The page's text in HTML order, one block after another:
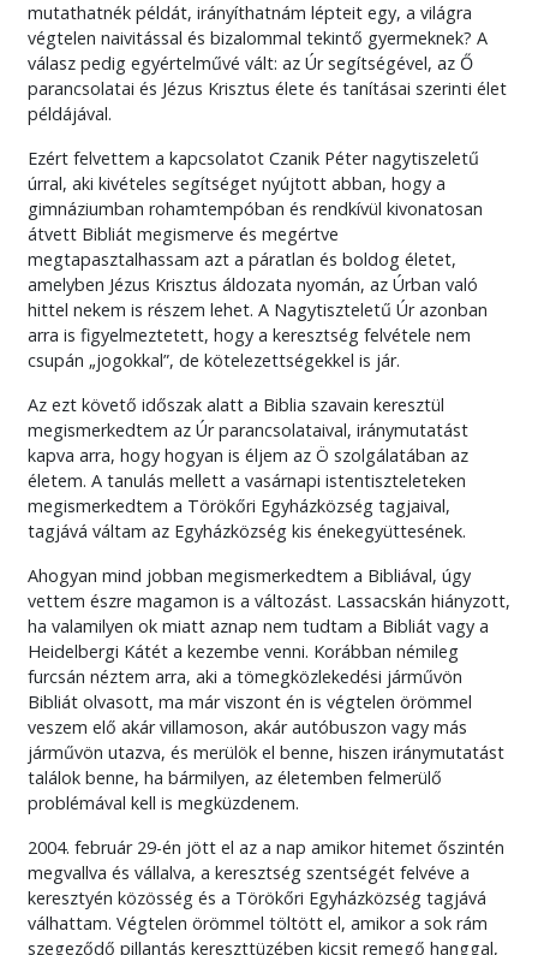
mutathatnék példát, irányíthatnám lépteit egy, a világra
végtelen naivitással és bizalommal tekintő gyermeknek? A
válasz pedig egyértelművé vált: az Úr segítségével, az Ő
parancsolatai és Jézus Krisztus élete és tanításai szerinti élet
példájával.
Ezért felvettem a kapcsolatot Czanik Péter nagytiszeletű
úrral, aki kivételes segítséget nyújtott abban, hogy a
gimnáziumban rohamtempóban és rendkívül kivonatosan
átvett Bibliát megismerve és megértve
megtapasztalhassam azt a páratlan és boldog életet,
amelyben Jézus Krisztus áldozata nyomán, az Úrban való
hittel nekem is részem lehet. A Nagytiszteletű Úr azonban
arra is figyelmeztetett, hogy a keresztség felvétele nem
csupán „jogokkal”, de kötelezettségekkel is jár.
Az ezt követő időszak alatt a Biblia szavain keresztül
megismerkedtem az Úr parancsolataival, iránymutatást
kapva arra, hogy hogyan is éljem az Ö szolgálatában az
életem. A tanulás mellett a vasárnapi istentiszteleteken
megismerkedtem a Törökőri Egyházközség tagjaival,
tagjává váltam az Egyházközség kis énekegyüttesének.
Ahogyan mind jobban megismerkedtem a Bibliával, úgy
vettem észre magamon is a változást. Lassacskán hiányzott,
ha valamilyen ok miatt aznap nem tudtam a Bibliát vagy a
Heidelbergi Kátét a kezembe venni. Korábban némileg
furcsán néztem arra, aki a tömegközlekedési járművön
Bibliát olvasott, ma már viszont én is végtelen örömmel
veszem elő akár villamoson, akár autóbuszon vagy más
járművön utazva, és merülök el benne, hiszen iránymutatást
találok benne, ha bármilyen, az életemben felmerülő
problémával kell is megküzdenem.
2004. február 29-én jött el az a nap amikor hitemet őszintén
megvallva és vállalva, a keresztség szentségét felvéve a
keresztyén közösség és a Törökőri Egyházközség tagjává
válhattam. Végtelen örömmel töltött el, amikor a sok rám
szegeződő pillantás kereszttüzében kicsit remegő hanggal,